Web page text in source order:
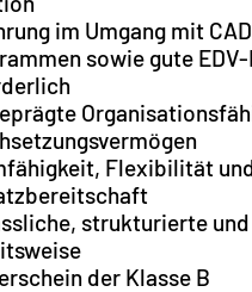
im Umgang mit
sowie gute
Flexibilität
strukturierte und
der Klasse B